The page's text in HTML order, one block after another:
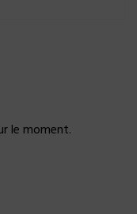
le moment.